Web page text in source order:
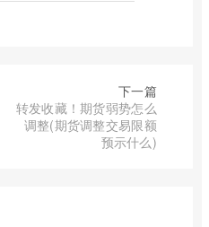
下一篇
转发收藏！期货弱势怎么
调整(期货调整交易限额
预示什么)